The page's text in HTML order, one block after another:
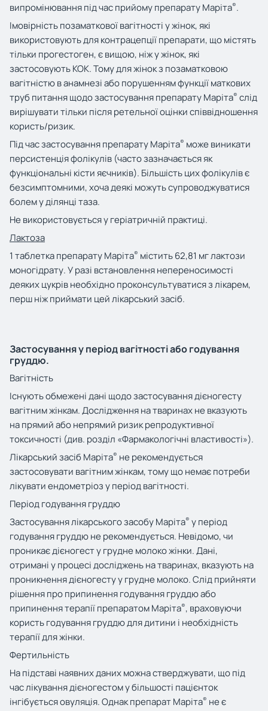
випромінювання під час прийому препарату Маріта®.
Імовірність позаматкової вагітності у жінок, які
використовують для контрацепції препарати, що містять
тільки прогестоген, є вищою, ніж у жінок, які
застосовують КОК. Тому для жінок з позаматковою
вагітністю в анамнезі або порушенням функції маткових
труб питання щодо застосування препарату Маріта® слід
вирішувати тільки після ретельної оцінки співвідношення
користь/ризик.
Під час застосування препарату Маріта® може виникати
персистенція фолікулів (часто зазначається як
функціональні кісти яєчників). Більшість цих фолікулів є
безсимптомними, хоча деякі можуть супроводжуватися
болем у ділянці таза.
Не використовується у геріатричній практиці.
Лактоза
1 таблетка препарату Маріта® містить 62,81 мг лактози
моногідрату. У разі встановлення непереносимості
деяких цукрів необхідно проконсультуватися з лікарем,
перш ніж приймати цей лікарський засіб.
Застосування у період вагітності або годування
груддю.
Вагітність
Існують обмежені дані щодо застосування дієногесту
вагітним жінкам. Дослідження на тваринах не вказують
на прямий або непрямий ризик репродуктивної
токсичності (див. розділ «Фармакологічні властивості»).
Лікарський засіб Маріта® не рекомендується
застосовувати вагітним жінкам, тому що немає потреби
лікувати ендометріоз у період вагітності.
Період годування груддю
Застосування лікарського засобу Маріта® у період
годування груддю не рекомендується. Невідомо, чи
проникає дієногест у грудне молоко жінки. Дані,
отримані у процесі досліджень на тваринах, вказують на
проникнення дієногесту у грудне молоко. Слід прийняти
рішення про припинення годування груддю або
припинення терапії препаратом Маріта®, враховуючи
користь годування груддю для дитини і необхідність
терапії для жінки.
Фертильність
На підставі наявних даних можна стверджувати, що під
час лікування дієногестом у більшості пацієнток
інгібується овуляція. Однак препарат Маріта® не є